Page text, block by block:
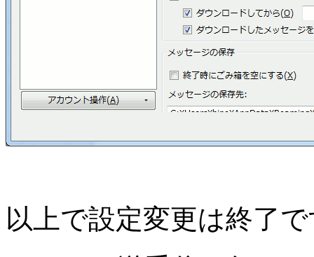
以上で設定変更は終了